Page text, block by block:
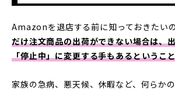
Amazonを退店する前に知っておきたい
だけ注文商品の出荷ができない場合は、
「停止中」に変更する手もあるというこ
家族の急病、悪天候、休暇など、何らか